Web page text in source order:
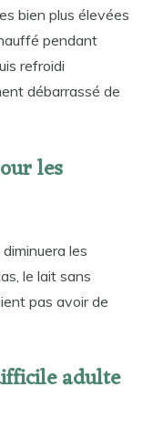
bien plus élevées
pendant
refroidi
débarrassé de
les
les
le lait sans
pas avoir de
adulte